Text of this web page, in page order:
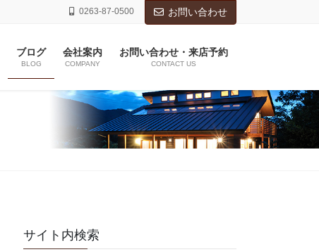
0263-87-0500 お問い合わせ
ブログ
BLOG
会社案内
COMPANY
お問い合わせ・来店予約
CONTACT US
サイト内検索